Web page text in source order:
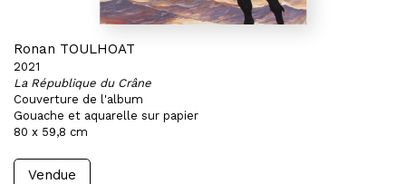
Ronan TOULHOAT
2021
La République du Crâne
Couverture de l'album
Gouache et aquarelle sur papier
80 x 59,8 cm
Vendue